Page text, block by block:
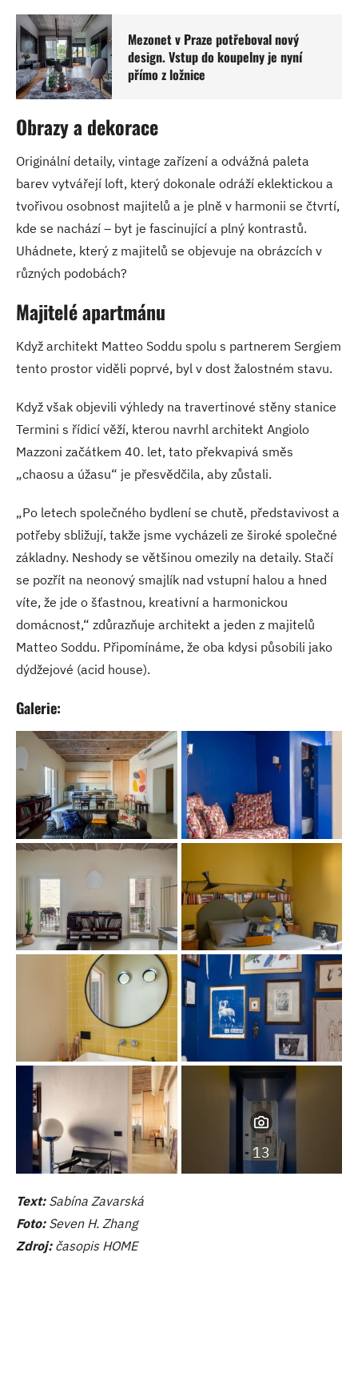
Mezonet v Praze potřeboval nový
design. Vstup do koupelny je nyní
přímo z ložnice
Obrazy a dekorace
Originální detaily, vintage zařízení a odvážná paleta
barev vytvářejí loft, který dokonale odráží eklektickou a
tvořivou osobnost majitelů a je plně v harmonii se čtvrtí,
kde se nachází – byt je fascinující a plný kontrastů.
Uhádnete, který z majitelů se objevuje na obrázcích v
různých podobách?
Majitelé apartmánu
Když architekt Matteo Soddu spolu s partnerem Sergiem
tento prostor viděli poprvé, byl v dost žalostném stavu.
Když však objevili výhledy na travertinové stěny stanice
Termini s řídicí věží, kterou navrhl architekt Angiolo
Mazzoni začátkem 40. let, tato překvapivá směs
„chaosu a úžasu“ je přesvědčila, aby zůstali.
„Po letech společného bydlení se chutě, představivost a
potřeby sbližují, takže jsme vycházeli ze široké společné
základny. Neshody se většinou omezily na detaily. Stačí
se pozřít na neonový smajlík nad vstupní halou a hned
víte, že jde o šťastnou, kreativní a harmonickou
domácnost,“ zdůrazňuje architekt a jeden z majitelů
Matteo Soddu. Připomínáme, že oba kdysi působili jako
dýdžejové (acid house).
Galerie:
13
Text:Sabína Zavarská
Foto:Seven H. Zhang
Zdroj:časopis HOME